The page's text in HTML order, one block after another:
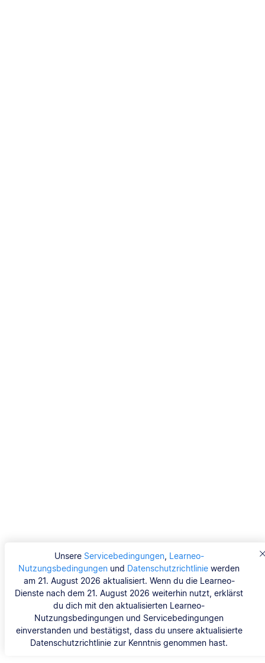
Unsere Servicebedingungen, Learneo-
Nutzungsbedingungen und Datenschutzrichtlinie werden
am 21. August 2026 aktualisiert. Wenn du die Learneo-
Dienste nach dem 21. August 2026 weiterhin nutzt, erklärst
du dich mit den aktualisierten Learneo-
Nutzungsbedingungen und Servicebedingungen
einverstanden und bestätigst, dass du unsere aktualisierte
Datenschutzrichtlinie zur Kenntnis genommen hast.